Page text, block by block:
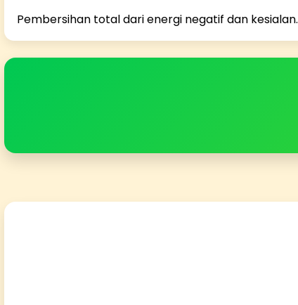
Pembersihan total dari energi negatif dan kesialan.